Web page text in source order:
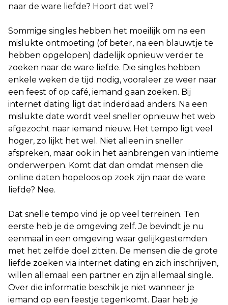
naar de ware liefde? Hoort dat wel?
Sommige singles hebben het moeilijk om na een
mislukte ontmoeting (of beter, na een blauwtje te
hebben opgelopen) dadelijk opnieuw verder te
zoeken naar de ware liefde. Die singles hebben
enkele weken de tijd nodig, vooraleer ze weer naar
een feest of op café, iemand gaan zoeken. Bij
internet dating ligt dat inderdaad anders. Na een
mislukte date wordt veel sneller opnieuw het web
afgezocht naar iemand nieuw. Het tempo ligt veel
hoger, zo lijkt het wel. Niet alleen in sneller
afspreken, maar ook in het aanbrengen van intieme
onderwerpen. Komt dat dan omdat mensen die
online daten hopeloos op zoek zijn naar de ware
liefde? Nee.
Dat snelle tempo vind je op veel terreinen. Ten
eerste heb je de omgeving zelf. Je bevindt je nu
eenmaal in een omgeving waar gelijkgestemden
met het zelfde doel zitten. De mensen die de grote
liefde zoeken via internet dating en zich inschrijven,
willen allemaal een partner en zijn allemaal single.
Over die informatie beschik je niet wanneer je
iemand op een feestje tegenkomt. Daar heb je